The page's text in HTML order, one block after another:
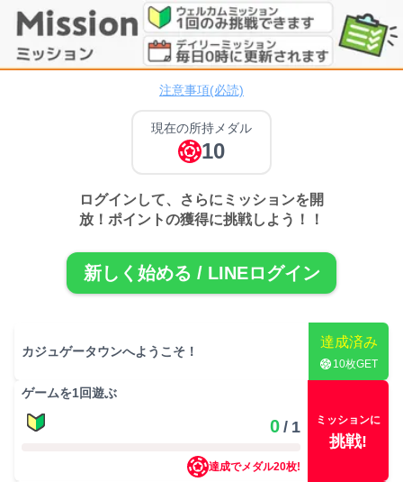
ミッション
注意事項(必読)
現在の所持メダル
10
ログインして、さらにミッションを開
放！ポイントの獲得に挑戦しよう！！
新しく始める / LINEログイン
カジュゲータウンへようこそ！
達成済み
10枚GET
ゲームを1回遊ぶ
0 / 1
達成でメダル20枚!
ミッションに
挑戦!